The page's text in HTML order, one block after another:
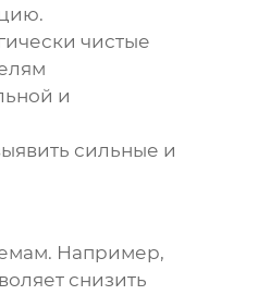
чистые
и
сильные и
Например,
снизить